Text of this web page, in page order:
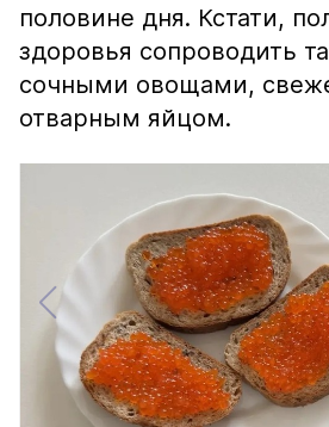
половине дня. Кстати,
здоровья сопроводить
сочными овощами,
отварным яйцом.